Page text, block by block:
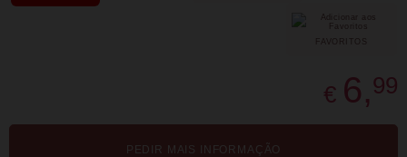
FAVORITOS
€ 6,99
PEDIR MAIS INFORMAÇÃO